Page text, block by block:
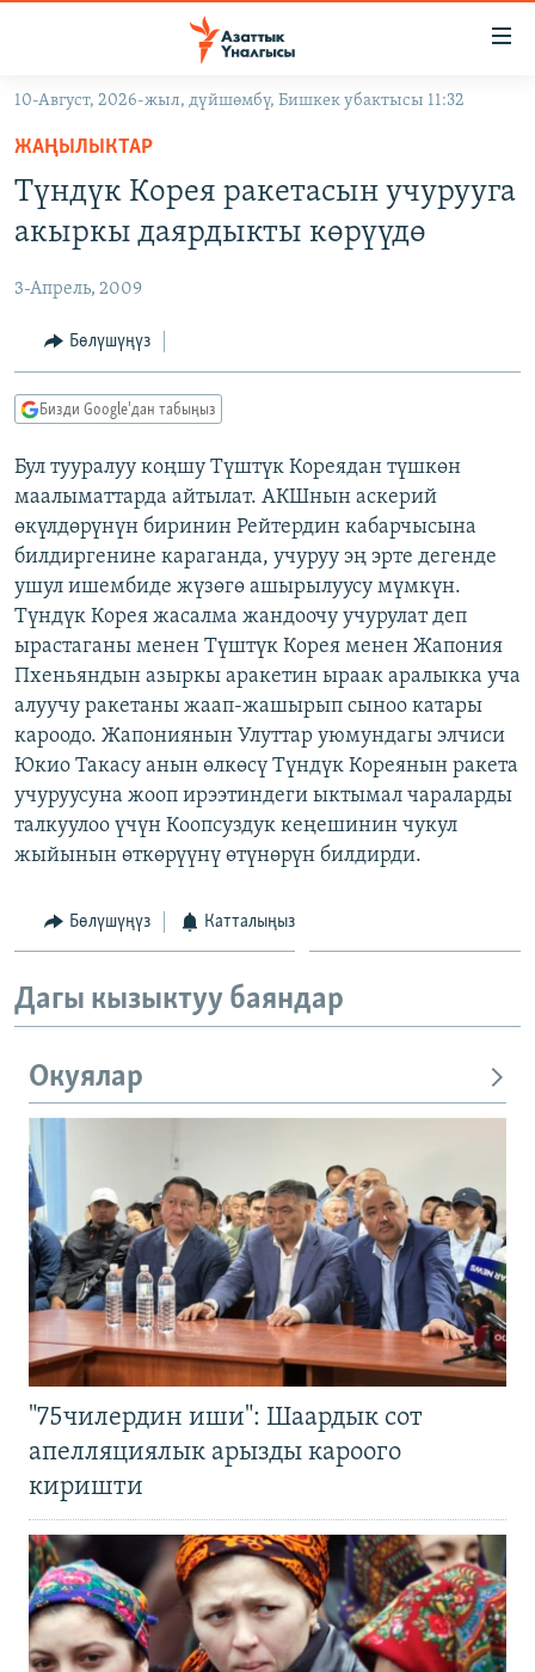
Навигацияга
өтүңүз
Издөөгө
салыңызКЫРГЫЗСТАН
ЭКОНОМИКА
МАДАНИЯТ
ДҮЙНӨ
БОРБОР АЗИЯ
УКРАИНА
АТАЙЫН ИЛИКТӨӨ
ТВ ПРОГРАММАЛАР
ЭКСПЕРТТЕР ТАЛДАЙТ
БИЗ ЖАНА ДҮЙНӨ
ЭЖЕ-СИҢДИЛЕР
АЗАТТЫК+
ЫҢГАЙСЫЗ СУРООЛОР
ӨЗГӨЧӨ ПИКИР
Русский
ОНЛАЙН ШЕРИНЕ
ЭЕ/АРнун бардык сайттары
10-Август, 2026-жыл, дүйшөмбү, Бишкек убактысы 11:32
ЖАҢЫЛЫКТАР
Түндүк Корея ракетасын учурууга
акыркы даярдыкты көрүүдө
3-Апрель, 2009
Бөлүшүңүз
Бизди Google'дан табыңыз
Бул тууралуу коңшу Түштүк Кореядан түшкөн
маалыматтарда айтылат. АКШнын аскерий
өкүлдөрүнүн биринин Рейтердин кабарчысына
билдиргенине караганда, учуруу эң эрте дегенде
ушул ишембиде жүзөгө ашырылуусу мүмкүн.
Түндүк Корея жасалма жандоочу учурулат деп
ырастаганы менен Түштүк Корея менен Жапония
Пхеньяндын азыркы аракетин ыраак аралыкка уча
алуучу ракетаны жаап-жашырып сыноо катары
кароодо. Жапониянын Улуттар уюмундагы элчиси
Юкио Такасу анын өлкөсү Түндүк Кореянын ракета
учуруусуна жооп ирээтиндеги ыктымал чараларды
талкуулоо үчүн Коопсуздук кеңешинин чукул
жыйынын өткөрүүнү өтүнөрүн билдирди.
Бөлүшүңүз Катталыңыз
Дагы кызыктуу баяндар
Окуялар
"75чилердин иши": Шаардык сот
апелляциялык арызды кароого
киришти